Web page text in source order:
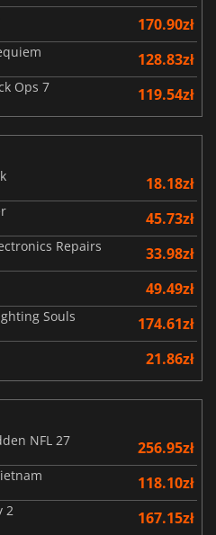
170.90zł
128.83zł
Ops 7 119.54zł
18.18zł
45.73zł
Repairs 33.98zł
49.49zł
Souls 174.61zł
21.86zł
NFL 27
256.95zł
118.10zł
2 167.15zł